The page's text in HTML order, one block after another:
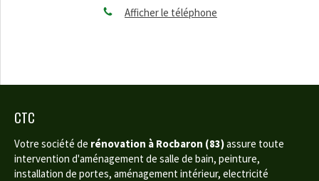
Afficher le téléphone
CTC
Votre société de rénovation à Rocbaron (83)assure toute
intervention d'aménagement de salle de bain, peinture,
installation de portes, aménagement intérieur, electricité